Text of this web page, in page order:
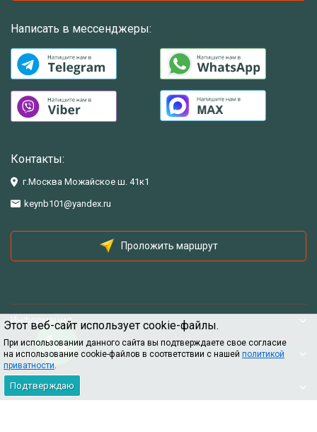
Этот веб-сайт использует cookie-файлы.
При использовании данного сайта вы подтверждаете свое согласие
на использование cookie-файлов в соответствии с нашей политикой
приватности.
Подтверждаю
Написать в мессенджеры:
Контакты:
г.Москва Можайское ш. 41к1
keynb101@yandex.ru
Проложить маршрут
Информация
Помощь
Информация